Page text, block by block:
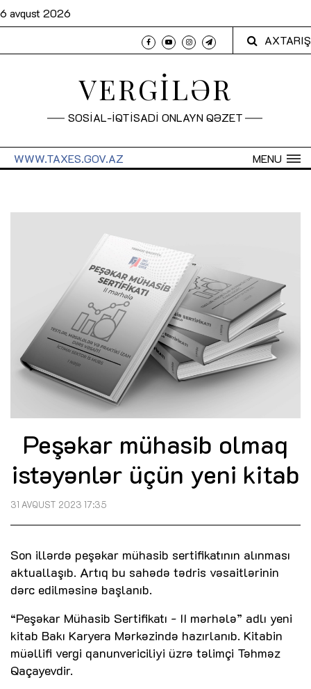
6 avqust 2026
AXTARIŞ
VERGİLƏR
SOSİAL-İQTİSADİ ONLAYN QƏZET
MENU
WWW.TAXES.GOV.AZ
Peşəkar mühasib olmaq
istəyənlər üçün yeni kitab
31 AVQUST 2023 17:35
Son illərdə peşəkar mühasib sertifikatının alınması
aktuallaşıb. Artıq bu sahədə tədris vəsaitlərinin
dərc edilməsinə başlanıb.
“Peşəkar Mühasib Sertifikatı - II mərhələ” adlı yeni
kitab Bakı Karyera Mərkəzində hazırlanıb. Kitabin
müəllifi vergi qanunvericiliyi üzrə təlimçi Təhməz
Qaçayevdir.